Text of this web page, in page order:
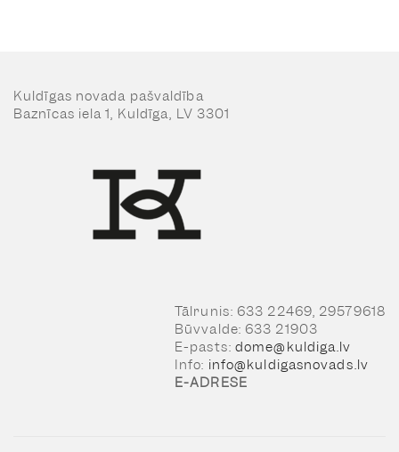
Kuldīgas novada pašvaldība
Baznīcas iela 1, Kuldīga, LV 3301
Tālrunis: 633 22469, 29579618
Būvvalde: 633 21903
E-pasts: dome@kuldiga.lv
Info: info@kuldigasnovads.lv
E-ADRESE